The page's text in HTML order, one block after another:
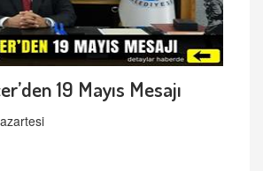
19 Mayıs Mesajı